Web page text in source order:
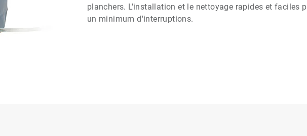
planchers. L'installation et le nettoyage rapides et faciles
un minimum d'interruptions.